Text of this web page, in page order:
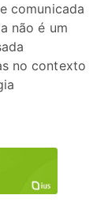
comunicada
não é um
no contexto